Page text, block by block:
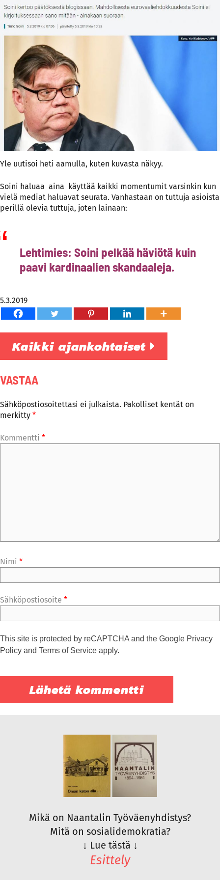
Yle uutisoi heti aamulla, kuten kuvasta näkyy.
Soini haluaa aina käyttää kaikki momentumit varsinkin kun
vielä mediat haluavat seurata. Vanhastaan on tuttuja asioista
perillä olevia tuttuja, joten lainaan:
Lehtimies: Soini pelkää häviötä kuin
paavi kardinaalien skandaaleja.
5.3.2019
Kaikki ajankohtaiset
VASTAA
Sähköpostiosoitettasi ei julkaista. Pakolliset kentät on
merkitty *
Kommentti *
Nimi *
Sähköpostiosoite *
This site is protected by reCAPTCHA and the Google Privacy
Policy and Terms of Service apply.
Mikä on Naantalin Työväenyhdistys?
Mitä on sosialidemokratia?
↓ Lue tästä ↓
Esittely